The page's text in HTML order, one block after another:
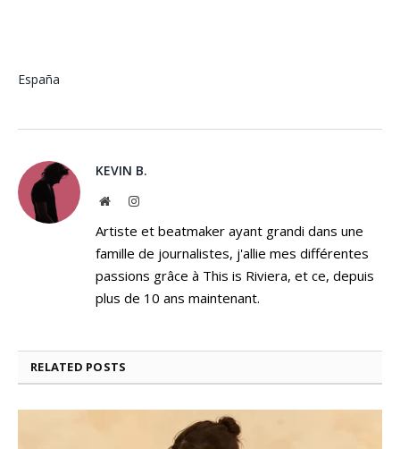
España
KEVIN B.
WebsiteInstagram
Artiste et beatmaker ayant grandi dans une
famille de journalistes, j'allie mes différentes
passions grâce à This is Riviera, et ce, depuis
plus de 10 ans maintenant.
RELATED POSTS